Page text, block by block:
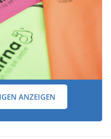
ANZEIGEN